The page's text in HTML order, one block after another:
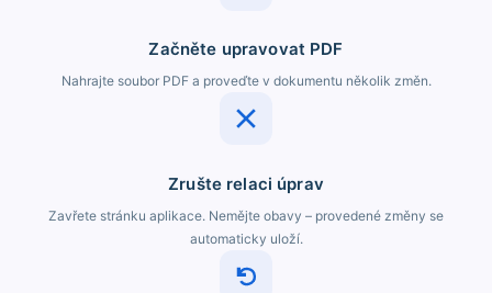
Začněte upravovat PDF
Nahrajte soubor PDF a proveďte v dokumentu několik změn.
Zrušte relaci úprav
Zavřete stránku aplikace. Nemějte obavy – provedené změny se
automaticky uloží.